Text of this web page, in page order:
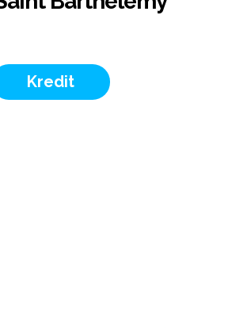
Kredit